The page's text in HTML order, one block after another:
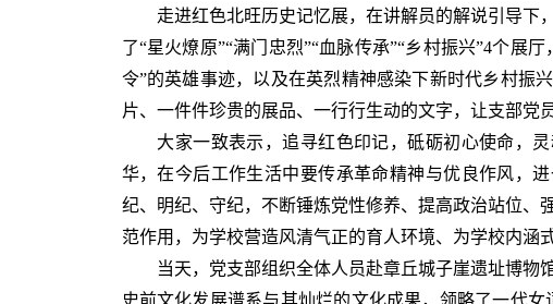
走进红色北旺历史记忆展，在讲解员的解说引导下
了“星火燎原”“满门忠烈”“血脉传承”“乡村振兴”4个展
令”的英雄事迹，以及在英烈精神感染下新时代乡村振
片、一件件珍贵的展品、一行行生动的文字，让支部党
大家一致表示，追寻红色印记，砥砺初心使命，灵
华，在今后工作生活中要传承革命精神与优良作风，
纪、明纪、守纪，不断锤炼党性修养、提高政治站位、
范作用，为学校营造风清气正的育人环境、为学校内涵
当天，党支部组织全体人员赴章丘城子崖遗址博物
史前文化发展谱系与其灿烂的文化成果，领略了一代